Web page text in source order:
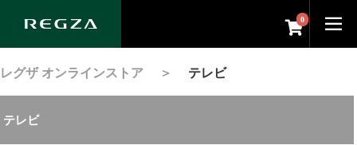
0
レグザ オンラインストア ＞ テレビ
テレビ